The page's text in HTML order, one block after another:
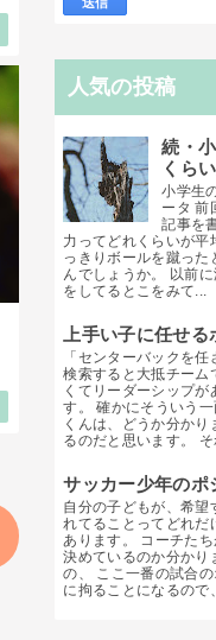
人気の投稿
続・
くら
小学生
ータ 前
記事を
力ってどれくらいが平
っきりボールを蹴った
んでしょうか。 以前
をしてるとこをみて...
上手い子に任せ
「センターバックを
検索すると大抵チーム
くてリーダーシップが
す。 確かにそういう
くんは、どうか分か
るのだと思います。
サッカー少年のポ
自分の子どもが、希望
れてることってどれだ
あります。 コーチた
決めているのか分かり
の、 ここ一番の試合
に拘ることになるので